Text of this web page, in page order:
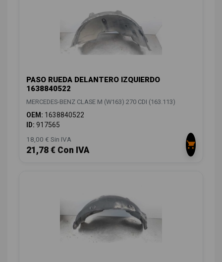
PASO RUEDA DELANTERO IZQUIERDO
1638840522
MERCEDES-BENZ CLASE M (W163) 270 CDI (163.113)
OEM: 1638840522
ID: 917565
18,00 € Sin IVA
21,78 € Con IVA